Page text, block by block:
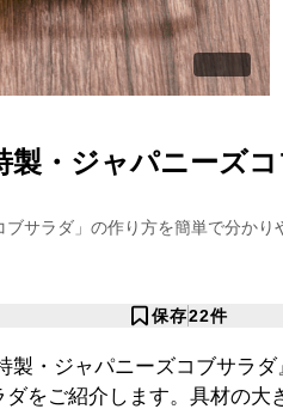
製・ジャパニーズ
ブサラダ 」の作り方を簡単で分か
保存22件
製・ジャパニーズコブサラ
をご紹介します。具材の大